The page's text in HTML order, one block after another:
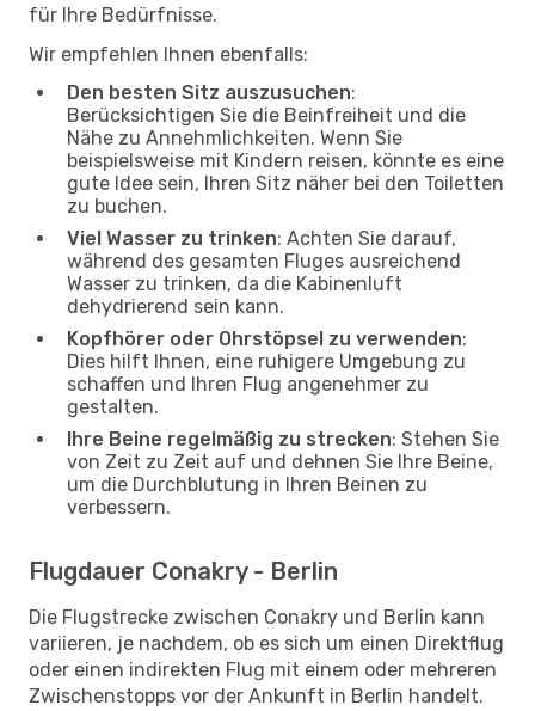
für Ihre Bedürfnisse.
Wir empfehlen Ihnen ebenfalls:
Den besten Sitz auszusuchen:
Berücksichtigen Sie die Beinfreiheit und die
Nähe zu Annehmlichkeiten. Wenn Sie
beispielsweise mit Kindern reisen, könnte es eine
gute Idee sein, Ihren Sitz näher bei den Toiletten
zu buchen.
Viel Wasser zu trinken: Achten Sie darauf,
während des gesamten Fluges ausreichend
Wasser zu trinken, da die Kabinenluft
dehydrierend sein kann.
Kopfhörer oder Ohrstöpsel zu verwenden:
Dies hilft Ihnen, eine ruhigere Umgebung zu
schaffen und Ihren Flug angenehmer zu
gestalten.
Ihre Beine regelmäßig zu strecken: Stehen Sie
von Zeit zu Zeit auf und dehnen Sie Ihre Beine,
um die Durchblutung in Ihren Beinen zu
verbessern.
Flugdauer Conakry - Berlin
Die Flugstrecke zwischen Conakry und Berlin kann
variieren, je nachdem, ob es sich um einen Direktflug
oder einen indirekten Flug mit einem oder mehreren
Zwischenstopps vor der Ankunft in Berlin handelt.